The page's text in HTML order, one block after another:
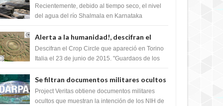
impresionante hallazgo de miles de
Shiva Lingas
Recientemente, debido al tiempo seco, el nivel
del agua del río Shalmala en Karnataka
Shiv...
Alerta a la humanidad!, descifran el
mensaje del Crop Circle de Torino ,Italia
Descifran el Crop Circle que apareció en Torino
Italia el 23 de junio de 2015. "Guardaos de los
Se filtran documentos militares ocultos
que muestran la intención de los NIH de
crear el SARS-CoV-2, utilizando la
Project Veritas obtiene documentos militares
ocultos que muestran la intención de los NIH de